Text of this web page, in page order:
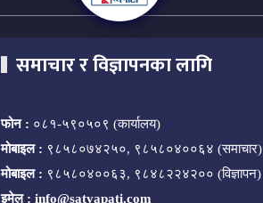
समाचार र विज्ञापनका लागि
फोन : ०८१-५९०५०९ (कार्यालय)
मोबाइल : ९८५८०७४२५०, ९८५८०४००६४ (समाचार)
मोबाइल : ९८५८०४००६३, ९८४८२२४२०० (विज्ञापन)
इमेल : info@satyapati.com